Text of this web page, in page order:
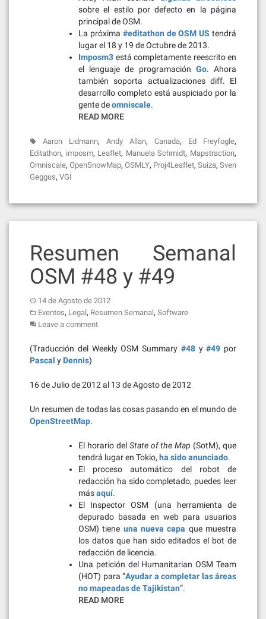
sobre el estilo por defecto en la página
principal de OSM.
La próxima #editathon de OSM US tendrá
lugar el 18 y 19 de Octubre de 2013.
Imposm3 está completamente reescrito en
el lenguaje de programación Go. Ahora
también soporta actualizaciones diff. El
desarrollo completo está auspiciado por la
gente deomniscale.
READ MORE
Aaron Lidmann, Andy Allan, Canada, Ed Freyfogle,
Editathon, imposm, Leaflet, Manuela Schmidt, Mapstraction,
Omniscale, OpenSnowMap, OSMLY, Proj4Leaflet, Suiza, Sven
Geggus, VGI
Resumen Semanal
OSM #48 y #49
14 de Agosto de 2012
Eventos, Legal, Resumen Semanal, Software
Leave a comment
(Traducción del Weekly OSM Summary #48y#49 por
Pascal y Dennis)
16 de Julio de 2012 al 13 de Agosto de 2012
Un resumen de todas las cosas pasando en el mundo de
OpenStreetMap.
El horario del State of the Map (SotM), que
tendrá lugar en Tokio, ha sido anunciado.
El proceso automático del robot de
redacción ha sido completado, puedes leer
másaquí.
El Inspector OSM (una herramienta de
depurado basada en web para usuarios
OSM) tiene una nueva capa que muestra
los datos que han sido editados el bot de
redacción de licencia.
Una petición del Humanitarian OSM Team
(HOT) para “Ayudar a completar las áreas
no mapeadas de Tajikistan“.
READ MORE